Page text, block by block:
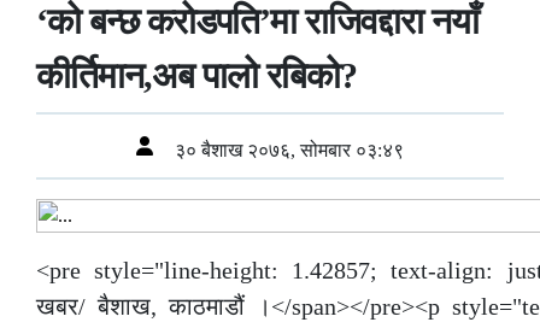
‘को बन्छ करोडपति’मा राजिवद्दारा नयाँ
कीर्तिमान,अब पालो रबिको?
३० बैशाख २०७६, सोमबार ०३:४९
<pre style="line-height: 1.42857; text-align:
खबर/ बैशाख, काठमाडौं ।</span></pre><p